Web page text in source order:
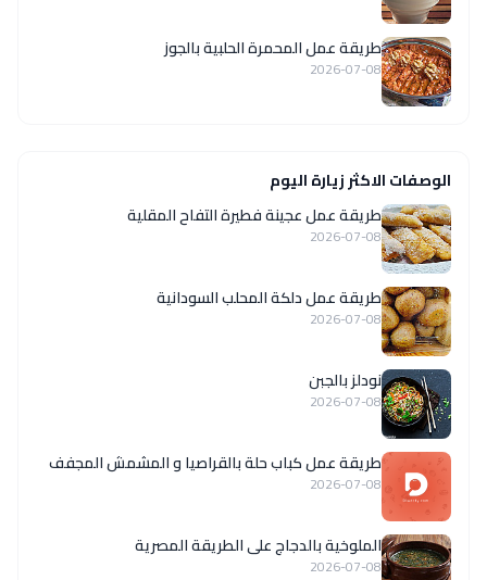
طريقة عمل المحمرة الحلبية بالجوز
2026-07-08
الوصفات الاكثر زيارة اليوم
طريقة عمل عجينة فطيرة التفاح المقلية
2026-07-08
طريقة عمل دلكة المحلب السودانية
2026-07-08
نودلز بالجبن
2026-07-08
طريقة عمل كباب حلة بالقراصيا و المشمش المجفف
2026-07-08
الملوخية بالدجاج على الطريقة المصرية
2026-07-08